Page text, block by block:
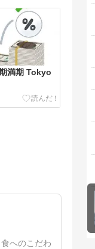
満期 Tokyo
へのこだわ